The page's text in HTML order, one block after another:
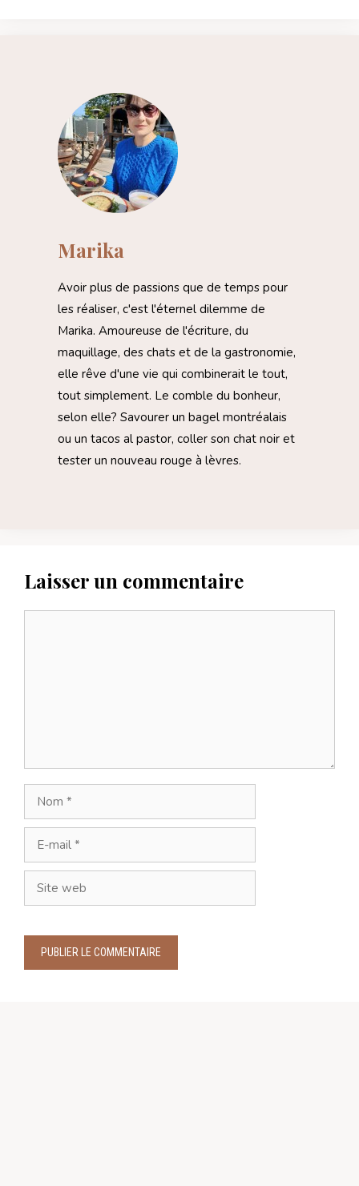
Marika
Avoir plus de passions que de temps pour
les réaliser, c'est l'éternel dilemme de
Marika. Amoureuse de l'écriture, du
maquillage, des chats et de la gastronomie,
elle rêve d'une vie qui combinerait le tout,
tout simplement. Le comble du bonheur,
selon elle? Savourer un bagel montréalais
ou un tacos al pastor, coller son chat noir et
tester un nouveau rouge à lèvres.
Laisser un commentaire
Nom
mail
Site
web